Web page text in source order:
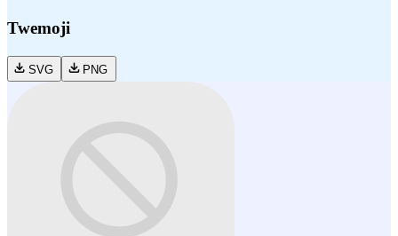
Twemoji
SVG PNG